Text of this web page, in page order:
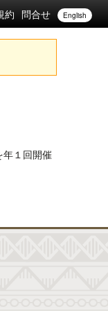
約 問合せ English
年１回開催